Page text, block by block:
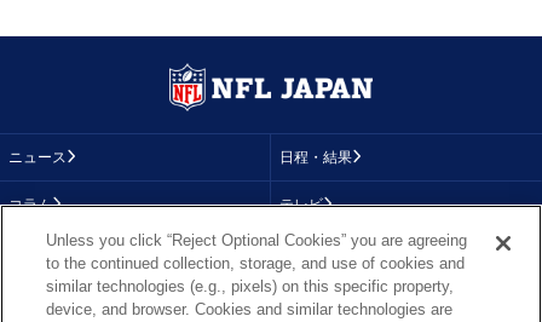
ニュース 日程・結果
コラム テレビ
画像
順位表
Unless you click “Reject Optional Cookies” you are agreeing
to the continued collection, storage, and use of cookies and
similar technologies (e.g., pixels) on this specific property,
device, and browser. Cookies and similar technologies are